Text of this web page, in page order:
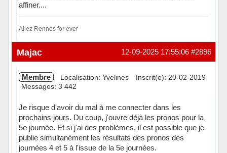
affiner....
Allez Rennes for ever
Hors ligne #2896
12-09-2025 17:55:06
Majac
Membre Localisation: Yvelines
Inscrit(e): 20-02-2019
Messages: 3 442
Je risque d'avoir du mal à me connecter dans les
prochains jours. Du coup, j'ouvre déjà les pronos pour la
5e journée. Et si j'ai des problèmes, il est possible que je
publie simultanément les résultats des pronos des
journées 4 et 5 à l'issue de la 5e journées.